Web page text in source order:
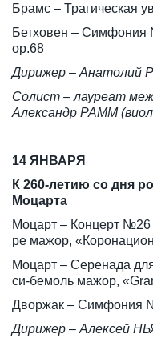
Брамс – Трагическая
Бетховен –
ор.68
Дирижер – Анатолий
Солист – лауреат
Александр РАММ
14 ЯНВАРЯ
К 260-летию со дня
Моцарта
Моцарт – Концерт №26
pе мажор,
Моцарт – Серенада
си-бемоль мажор,
Дворжак – Симфония
Дирижер – Алексей